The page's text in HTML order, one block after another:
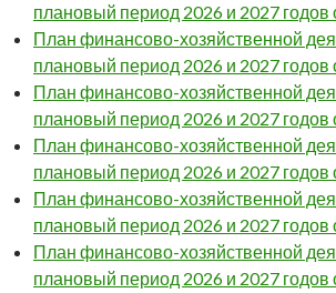
плановый период 2026 и 2027 годов
План финансово-хозяйственной
плановый период 2026 и 2027 годов
План финансово-хозяйственной
плановый период 2026 и 2027 годов
План финансово-хозяйственной
плановый период 2026 и 2027 годов
План финансово-хозяйственной
плановый период 2026 и 2027 годов
План финансово-хозяйственной
плановый период 2026 и 2027 годов